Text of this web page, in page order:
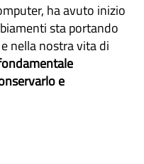
ha avuto inizio
sta portando
nella nostra vita di
e